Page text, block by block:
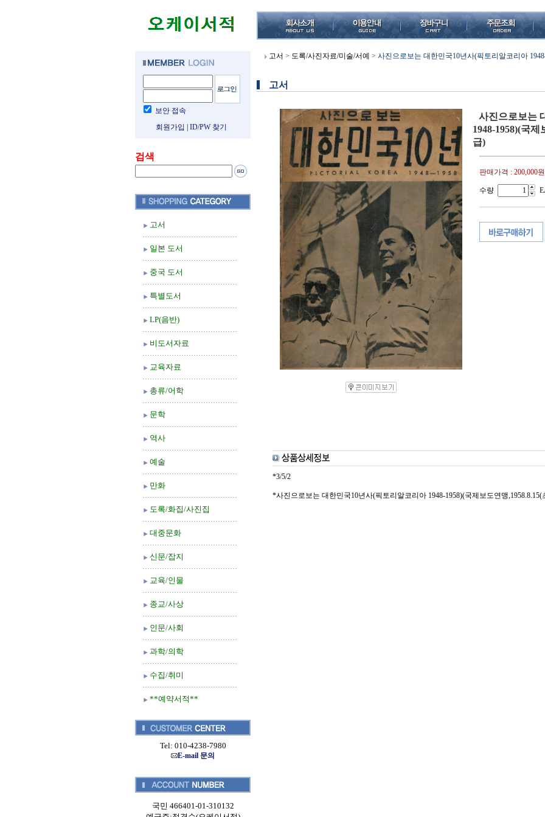
보안 접속
회원가입
ID/PW 찾기
검색
고서
일본 도서
중국 도서
특별도서
LP(음반)
비도서자료
교육자료
총류/어학
문학
역사
예술
만화
도록/화집/사진집
대중문화
신문/잡지
교육/인물
종교/사상
인문/사회
과학/의학
수집/취미
**예약서적**
Tel: 010-4238-7980
E-mail 문의
국민 466401-01-310132
고서 > 도록/사진자료/미술/서예 > 사진으로보는 대한민국10년사(픽토리알코리아
고서
사진으로보는
1948-1958)(국제
급)
판매가격 : 200,000원
수량
*3/5/2
*사진으로보는 대한민국10년사(픽토리알코리아 1948-1958)(국제보도연맹,1958.8.15(